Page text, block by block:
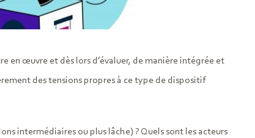
œuvre et dès lors d’évaluer, de manière intégrée et
des tensions propres à ce type de dispositif
intermédiaires ou plus lâche) ? Quels sont les acteurs